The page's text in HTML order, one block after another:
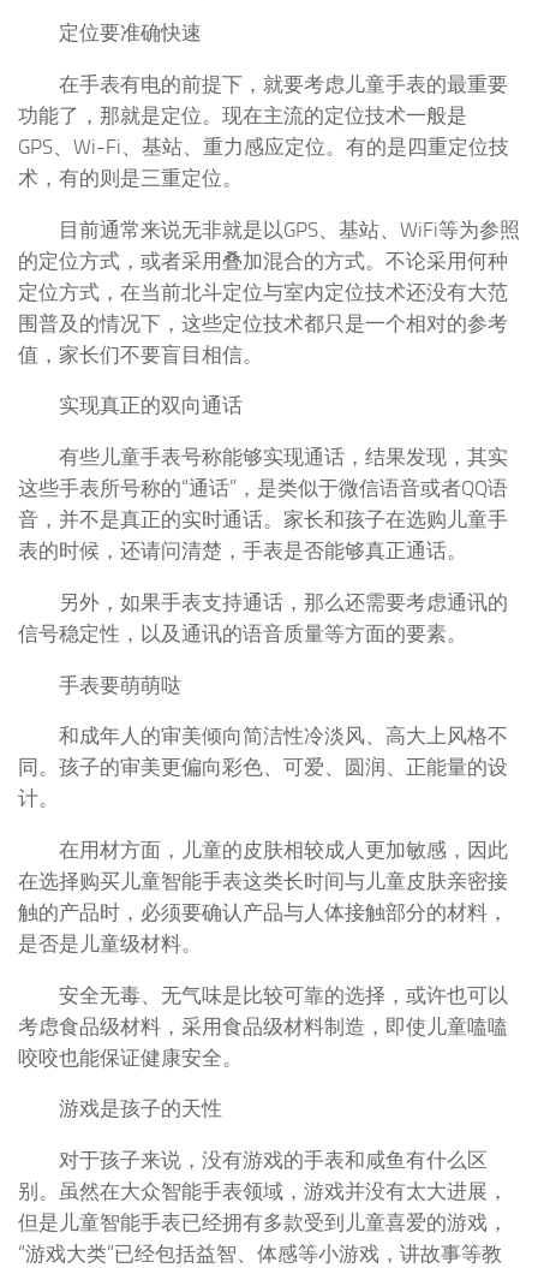
定位要准确快速
在手表有电的前提下，就要考虑儿童手表的最重要
功能了，那就是定位。现在主流的定位技术一般是
GPS、Wi-Fi、基站、重力感应定位。有的是四重定位技
术，有的则是三重定位。
目前通常来说无非就是以GPS、基站、WiFi等为参照
的定位方式，或者采用叠加混合的方式。不论采用何种
定位方式，在当前北斗定位与室内定位技术还没有大范
围普及的情况下，这些定位技术都只是一个相对的参考
值，家长们不要盲目相信。
实现真正的双向通话
有些儿童手表号称能够实现通话，结果发现，其实
这些手表所号称的“通话”，是类似于微信语音或者QQ语
音，并不是真正的实时通话。家长和孩子在选购儿童手
表的时候，还请问清楚，手表是否能够真正通话。
另外，如果手表支持通话，那么还需要考虑通讯的
信号稳定性，以及通讯的语音质量等方面的要素。
手表要萌萌哒
和成年人的审美倾向简洁性冷淡风、高大上风格不
同。孩子的审美更偏向彩色、可爱、圆润、正能量的设
计。
在用材方面，儿童的皮肤相较成人更加敏感，因此
在选择购买儿童智能手表这类长时间与儿童皮肤亲密接
触的产品时，必须要确认产品与人体接触部分的材料，
是否是儿童级材料。
安全无毒、无气味是比较可靠的选择，或许也可以
考虑食品级材料，采用食品级材料制造，即使儿童嗑嗑
咬咬也能保证健康安全。
游戏是孩子的天性
对于孩子来说，没有游戏的手表和咸鱼有什么区
别。虽然在大众智能手表领域，游戏并没有太大进展，
但是儿童智能手表已经拥有多款受到儿童喜爱的游戏，
“游戏大类”已经包括益智、体感等小游戏，讲故事等教